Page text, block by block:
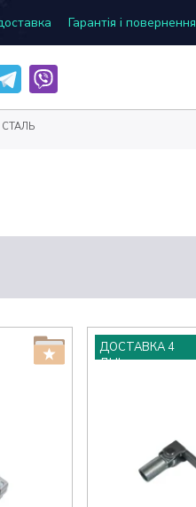
Гарантія і повернення
СТАЛЬ
ДОСТАВКА 4
ДНІ